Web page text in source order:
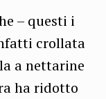
– questi i
crollata
a nettarine
ha ridotto